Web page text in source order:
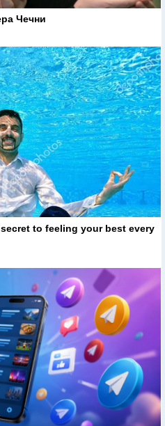
Чечни
to feeling your best every